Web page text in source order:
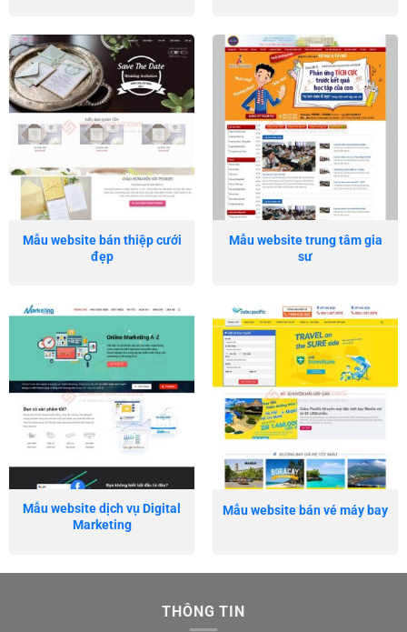
Mẫu website bán thiệp cưới
đẹp
Mẫu website trung tâm gia
sư
Mẫu website dịch vụ Digital
Marketing
Mẫu website bán vé máy bay
THÔNG TIN